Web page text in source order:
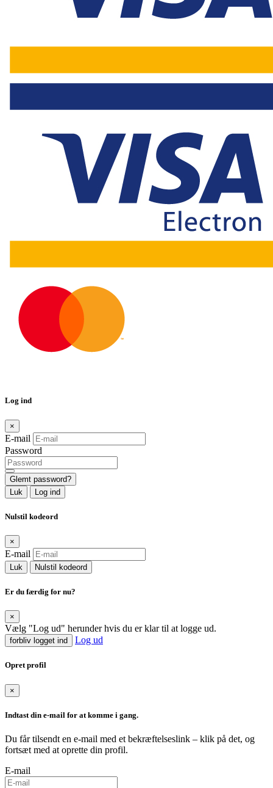
Log ind
×
E-mail
Password
Glemt password?
Luk
Log ind
Nulstil kodeord
×
E-mail
Luk Nulstil kodeord
Er du færdig for nu?
×
Vælg "Log ud" herunder hvis du er klar til at logge ud.
forbliv logget ind Log ud
Opret profil
×
Indtast din e-mail for at komme i gang.
Du får tilsendt en e-mail med et bekræftelseslink – klik på det, og
fortsæt med at oprette din profil.
E-mail